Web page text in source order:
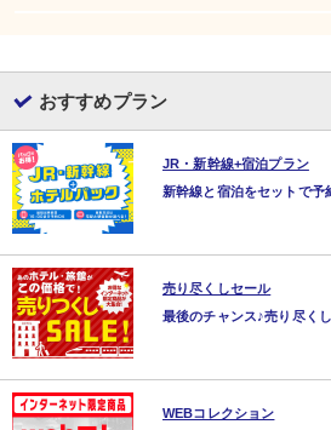
おすすめプラン
JR・新幹線+宿泊プラン
新幹線と宿泊をセットで予
売り尽くしセール
最後のチャンス♪売り尽く
WEBコレクション